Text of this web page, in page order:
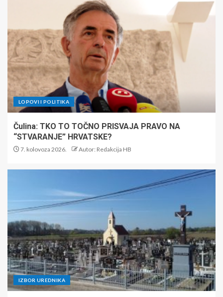
LOPOVI I POLITIKA
Čulina: TKO TO TOČNO PRISVAJA PRAVO NA
“STVARANJE” HRVATSKE?
7. kolovoza 2026. Autor: Redakcija HB
IZBOR UREDNIKA